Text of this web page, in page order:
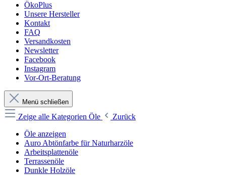
ÖkoPlus
Unsere Hersteller
Kontakt
FAQ
Versandkosten
Newsletter
Facebook
Instagram
Vor-Ort-Beratung
Menü schließen
Zeige alle Kategorien Öle
Zurück
Öle anzeigen
Auro Abtönfarbe für Naturharzöle
Arbeitsplattenöle
Terrassenöle
Dunkle Holzöle